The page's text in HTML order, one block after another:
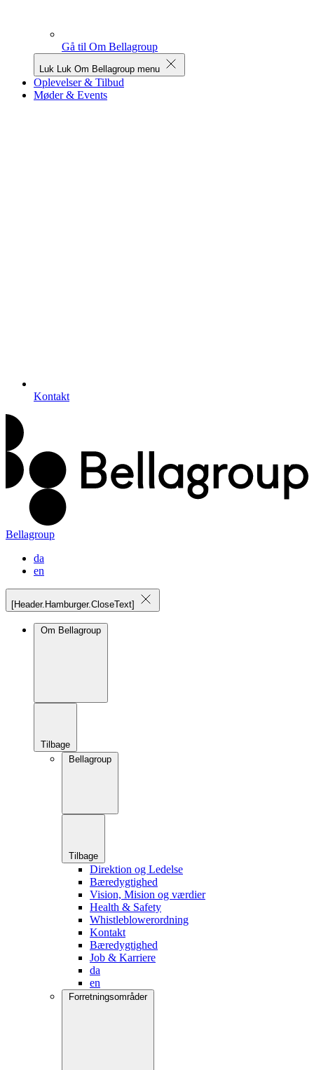
Gå til Om Bellagroup
Luk Luk Om Bellagroup menu
Oplevelser & Tilbud
Møder & Events
Kontakt
Bellagroup
da
en
[Header.Hamburger.CloseText]
Om Bellagroup
Tilbage
Bellagroup
Tilbage
Direktion og Ledelse
Bæredygtighed
Vision, Mision og værdier
Health & Safety
Whistleblowerordning
Kontakt
Bæredygtighed
Job & Karriere
da
en
Forretningsområder